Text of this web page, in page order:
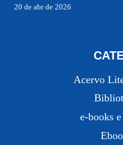
20 de abr de 2026
Acervo
e-books